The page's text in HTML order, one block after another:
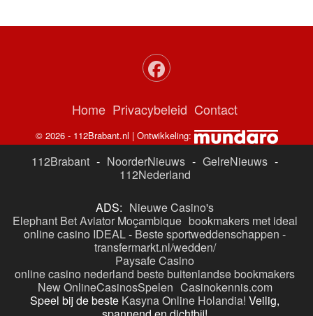
Home Privacybeleid Contact
© 2026 - 112Brabant.nl | Ontwikkeling:
112Brabant - NoorderNieuws - GelreNieuws -
112Nederland
ADS: Nieuwe Casino's
Elephant Bet Aviator Moçambique bookmakers met ideal
online casino IDEAL- Beste sportweddenschappen -
transfermarkt.nl/wedden/
Paysafe Casino
online casino nederland beste buitenlandse bookmakers
New OnlineCasinosSpelen Casinokennis.com
Speel bij de beste Kasyna Online Holandia! Veilig,